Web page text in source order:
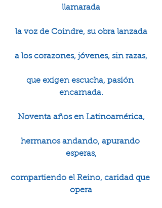
llamarada
la voz de Coindre, su obra lanzada
a los corazones, jóvenes, sin razas,
que exigen escucha, pasión
encarnada.
Noventa años en Latinoamérica,
hermanos andando, apurando
esperas,
compartiendo el Reino, caridad que
opera